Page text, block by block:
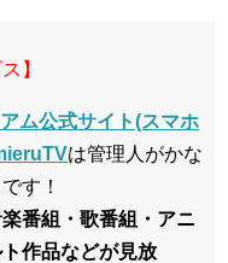
】
ム公式サイト(スマホ
は管理人がかな
す！
番組・歌番組・アニ
作品などが見放